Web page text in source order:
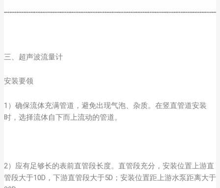
三、超声波流量计
安装要领
1）确保流体充满管道，避免出现气泡、杂质。在竖直管道安装
时，选择流体自下而上流动的管道。
2）应有足够长的表前直管段长度。直管段充分，安装位置上游直
管段大于10D，下游直管段大于5D；安装位置距上游水泵距离大于